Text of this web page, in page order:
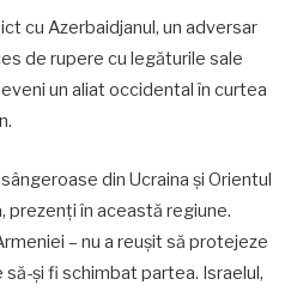
cu Azerbaidjanul, un adversar
de rupere cu legăturile sale
un aliat occidental în curtea
din Ucraina și Orientul
prezenți în această regiune.
– nu a reușit să protejeze
să-și fi schimbat partea. Israelul,